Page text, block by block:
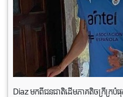
Diaz មកពីជនជាតិដើមភាគតិចក្រីក្រ